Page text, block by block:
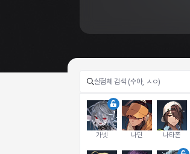
가넷 나딘 나타폰